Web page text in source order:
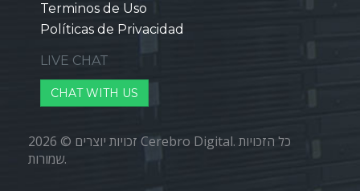
Terminos de Uso
Políticas de Privacidad
LIVE CHAT
CHAT WITH US
זכויות יוצרים © 2026 Cerebro Digital. כל הזכויות
שמורות.